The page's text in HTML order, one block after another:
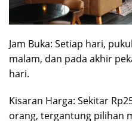
Jam Buka: Setiap hari,
malam, dan pada akhir
hari.
Kisaran Harga: Sekitar
orang, tergantung pilihan